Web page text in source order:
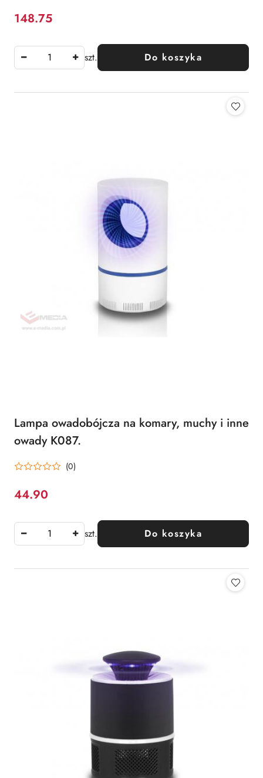
Cena:
148.75
szt. Do koszyka
Lampa owadobójcza na komary, muchy i inne
owady K087.
(0)
Cena:
44.90
szt. Do koszyka